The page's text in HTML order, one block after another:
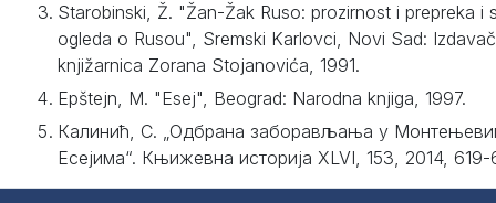
Starobinski, Ž. "Žan-Žak Ruso: prozirnost i prepreka i
ogleda o Rusou", Sremski Karlovci, Novi Sad:
knjižarnica Zorana Stojanovića, 1991.
Epštejn, M. "Esej", Beograd: Narodna knjiga, 1997.
Калинић, С. „Одбрана заборављања у
Есејима“. Књижевна историја XLVI, 153, 2014, 619-